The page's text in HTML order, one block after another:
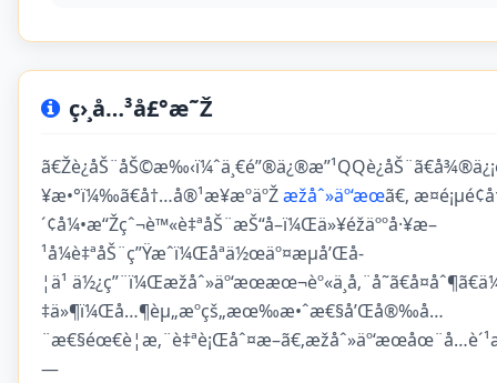
ç›¸å…³å£°æ˜Ž
¥æ•°ï¼‰ã€å†…å®¹æ¥æºäºŽæžåˆ»äº‘æœã€‚
´¢å¼•æ“Žçˆ¬è™«è‡ªåŠ¨æŠ“å–ï¼Œä»¥éžäººå·¥æ–
¹å¼è‡ªåŠ¨ç”Ÿæˆï¼Œåªä½œäº¤æµå’Œå­
¦ä¹
‡ä»¶ï¼Œå…¶èµ„æºçš„æœ‰æ•ˆæ€§å’Œå®‰å…
—